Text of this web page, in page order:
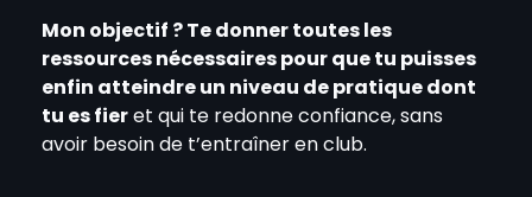
Mon objectif ? Te donner toutes les
ressources nécessaires pour que tu puisses
enfin atteindre un niveau de pratique dont
tu es fieret qui te redonne confiance, sans
avoir besoin de t’entraîner en club.